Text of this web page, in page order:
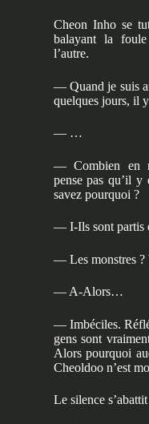
Cheon Inho se
balayant la
l’autre.
— Quand je suis
quelques jours, il
— …
— Combien en
pense pas qu’il
savez pourquoi ?
— I-Ils sont partis
— Les monstres ?
— A-Alors…
— Imbéciles.
gens sont
Alors pourquoi
Cheoldoo n’est
Le silence